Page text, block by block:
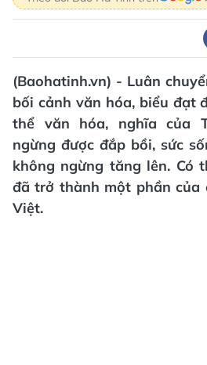
(Baohatinh.vn) - Luân
bối cảnh văn hóa, biểu đạt
thể văn hóa, nghĩa của
ngừng được đắp bồi, sức
không ngừng tăng lên. Có
đã trở thành một phần của
Việt.